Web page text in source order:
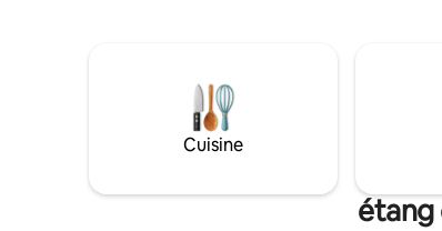
ouvertures, dirigées vers la forêt et le
verger. Et nous avons également mis à
votre disposition un SPA privatif, pour
une détente totale !!
Cuisine
étang